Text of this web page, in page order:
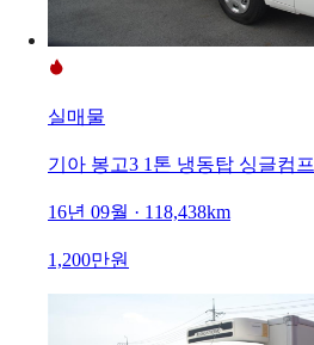
실매물
기아 봉고3 1톤 냉동탑 싱글컴프
16년 09월 · 118,438km
1,200만원